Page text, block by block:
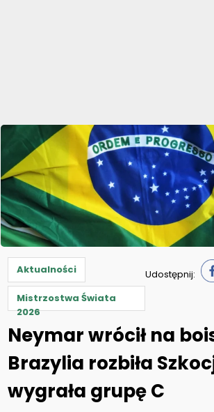
Aktualności
Mistrzostwa Świata
2026
Udostępnij:
Neymar wrócił na
Brazylia rozbiła
wygrała grupę C